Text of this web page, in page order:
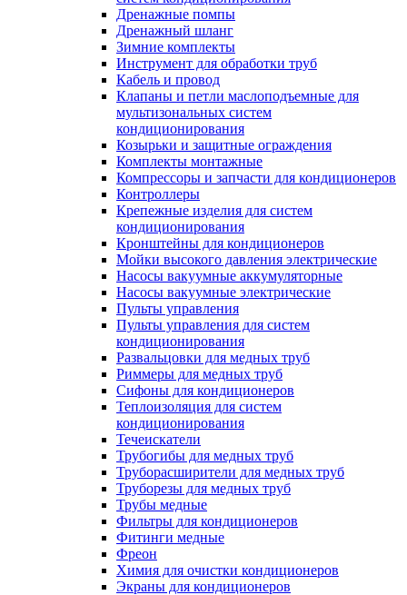
Дренажные помпы
Дренажный шланг
Зимние комплекты
Инструмент для обработки труб
Кабель и провод
Клапаны и петли маслоподъемные для
мультизональных систем
кондиционирования
Козырьки и защитные ограждения
Комплекты монтажные
Компрессоры и запчасти для кондиционеров
Контроллеры
Крепежные изделия для систем
кондиционирования
Кронштейны для кондиционеров
Мойки высокого давления электрические
Насосы вакуумные аккумуляторные
Насосы вакуумные электрические
Пульты управления
Пульты управления для систем
кондиционирования
Развальцовки для медных труб
Риммеры для медных труб
Сифоны для кондиционеров
Теплоизоляция для систем
кондиционирования
Течеискатели
Трубогибы для медных труб
Труборасширители для медных труб
Труборезы для медных труб
Трубы медные
Фильтры для кондиционеров
Фитинги медные
Фреон
Химия для очистки кондиционеров
Экраны для кондиционеров